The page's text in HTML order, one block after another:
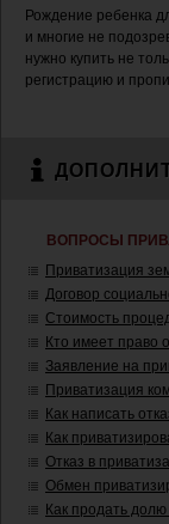
Рождение ребенка
и многие не
нужно купить не
регистрацию и
ВОПРОСЫ
Приватизация
Договор
Стоимость
Кто имеет право
Заявление на
Приватизация
Как написать
Как
Отказ в
Обмен
Как продать